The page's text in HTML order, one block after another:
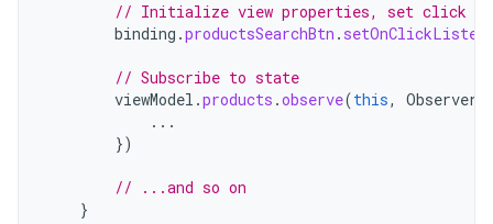
// Initialize view properties, set click
binding .productsSearchBtn .
// Subscribe to state
viewModel .products .observe(this, Observer
...
})
// ...and so on
}